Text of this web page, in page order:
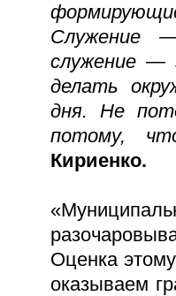
Служение
служение —
делать
дня. Не
потому,
Кириенко.
Оценка
оказываем